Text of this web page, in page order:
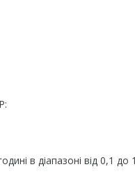
в діапазоні від 0,1 до